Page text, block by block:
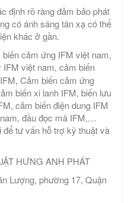
định rõ ràng đảm bảo phát
có ánh sáng tán xạ có thể
khác ở gần.
cảm ứng IFM việt nam,
IFM việt nam, cảm biến
Cảm biến cảm ứng
biến xi lanh IFM, biến lưu
cảm biến điện dung IFM
đầu đọc mã IFM,…
tư vấn hỗ trợ kỹ thuật và
HƯNG ANH PHÁT
Lượng, phường 17, Quận